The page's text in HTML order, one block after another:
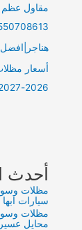
مقاول عظم
هناجر|افضل
أسعار
2026-2027
أحدث
مظلات
سيارات
مظلات
محايل عسير